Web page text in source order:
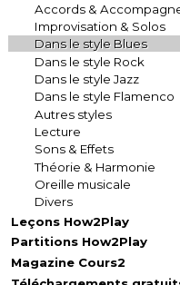
Accords &
Improvisation & Solos
Dans le style Blues
Dans le style Rock
Dans le style Jazz
Dans le style Flamenco
Autres styles
Lecture
Sons & Effets
Théorie & Harmonie
Oreille musicale
Divers
Leçons How2Play
Partitions How2Play
Magazine Cours2